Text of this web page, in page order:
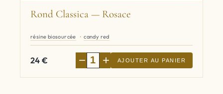
Rond Classica — Rosace
résine biosourcée candy red
24€ − + AJOUTER AU PANIER